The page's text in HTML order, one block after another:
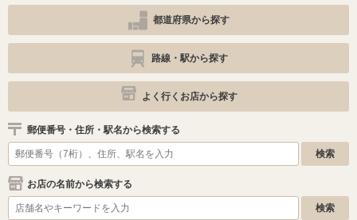
都道府県から探す
路線・駅から探す
よく行くお店から探す
郵便番号・住所・駅名から検索する
お店の名前から検索する